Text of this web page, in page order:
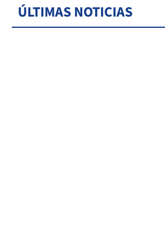
ÚLTIMAS NOTICIAS